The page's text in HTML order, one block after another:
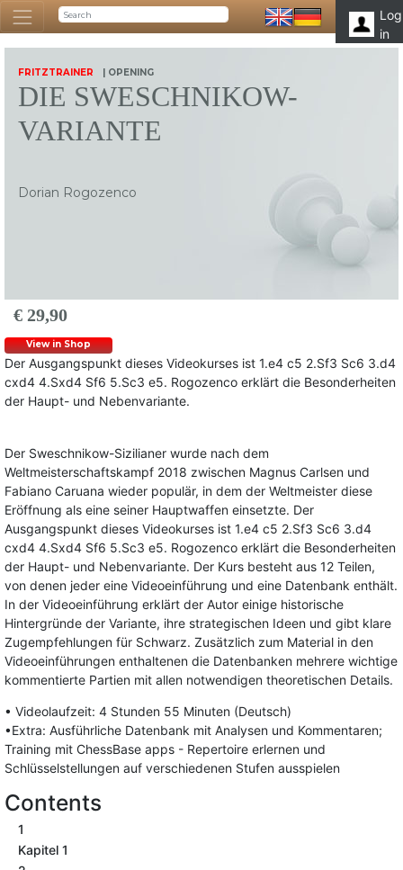
Log
in
FRITZTRAINER | OPENING
DIE SWESCHNIKOW-
VARIANTE
Dorian Rogozenco
€ 29,90
View in Shop
Der Ausgangspunkt dieses Videokurses ist 1.e4 c5 2.Sf3 Sc6 3.d4
cxd4 4.Sxd4 Sf6 5.Sc3 e5. Rogozenco erklärt die Besonderheiten
der Haupt- und Nebenvariante.
Der Sweschnikow-Sizilianer wurde nach dem
Weltmeisterschaftskampf 2018 zwischen Magnus Carlsen und
Fabiano Caruana wieder populär, in dem der Weltmeister diese
Eröffnung als eine seiner Hauptwaffen einsetzte. Der
Ausgangspunkt dieses Videokurses ist 1.e4 c5 2.Sf3 Sc6 3.d4
cxd4 4.Sxd4 Sf6 5.Sc3 e5. Rogozenco erklärt die Besonderheiten
der Haupt- und Nebenvariante. Der Kurs besteht aus 12 Teilen,
von denen jeder eine Videoeinführung und eine Datenbank enthält.
In der Videoeinführung erklärt der Autor einige historische
Hintergründe der Variante, ihre strategischen Ideen und gibt klare
Zugempfehlungen für Schwarz. Zusätzlich zum Material in den
Videoeinführungen enthaltenen die Datenbanken mehrere wichtige
kommentierte Partien mit allen notwendigen theoretischen Details.
• Videolaufzeit: 4 Stunden 55 Minuten (Deutsch)
•Extra: Ausführliche Datenbank mit Analysen und Kommentaren;
Training mit ChessBase apps - Repertoire erlernen und
Schlüsselstellungen auf verschiedenen Stufen ausspielen
Contents
1
Kapitel 1